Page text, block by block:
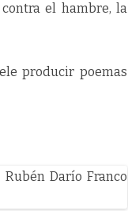
el hambre, la
producir poemas